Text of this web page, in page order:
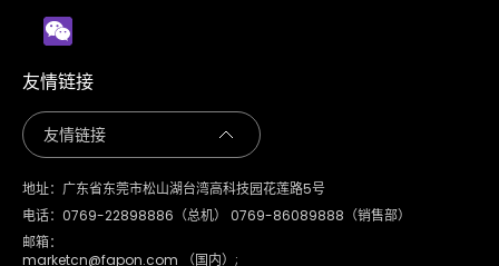
友情链接
地址：广东省东莞市松山湖台湾高科技园花莲路5号
电话：0769-22898886（总机） 0769-86089888（销售部）
邮箱：
marketcn@fapon.com （国内）;